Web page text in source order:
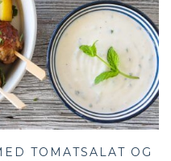
TOMATSALAT OG